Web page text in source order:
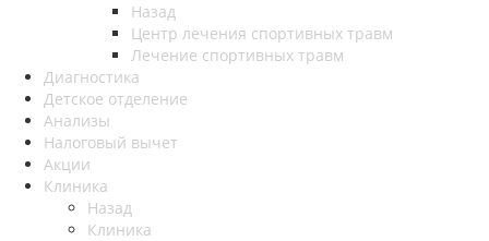
Назад
Центр лечения спортивных травм
Лечение спортивных травм
Диагностика
Детское отделение
Анализы
Налоговый вычет
Акции
Клиника
Назад
Клиника